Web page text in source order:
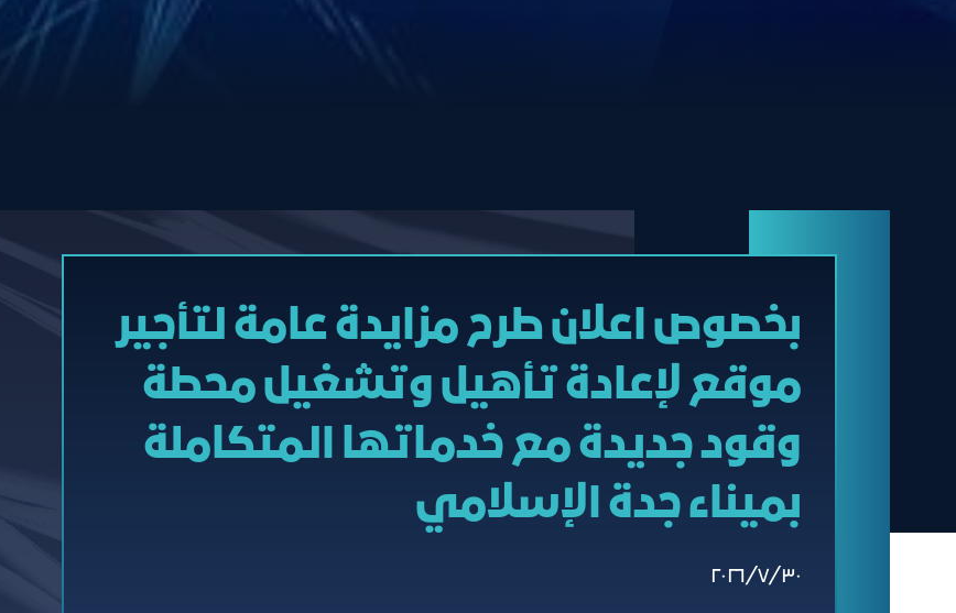
بخصوص اعلان طرح مزايدة عامة لتأجير
موقع لإعادة تأهيل وتشغيل محطة
وقود جديدة مع خدماتها المتكاملة
بميناء جدة الإسلامي
٣٠‏/٧‏/٢٠٢٦